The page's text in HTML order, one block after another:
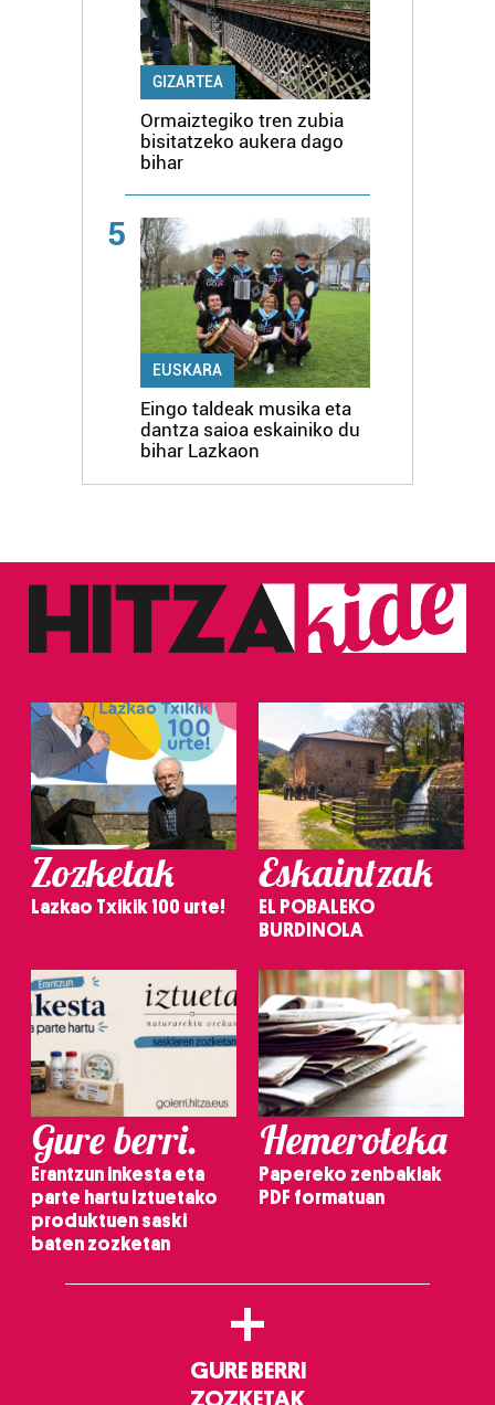
GIZARTEA
Ormaiztegiko tren zubia
bisitatzeko aukera dago
bihar
5
EUSKARA
Eingo taldeak musika eta
dantza saioa eskainiko du
bihar Lazkaon
Zozketak
Lazkao Txikik 100 urte!
Eskaintzak
EL POBALEKO
BURDINOLA
Gure berri.
Erantzun inkesta eta
parte hartu Iztuetako
produktuen saski
baten zozketan
Hemeroteka
Papereko zenbakiak
PDF formatuan
+
GURE BERRI
ZOZKETAK